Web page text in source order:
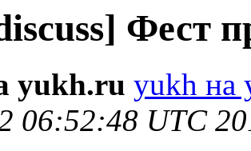
Фест
yukh.ru yukh на
06:52:48 UTC